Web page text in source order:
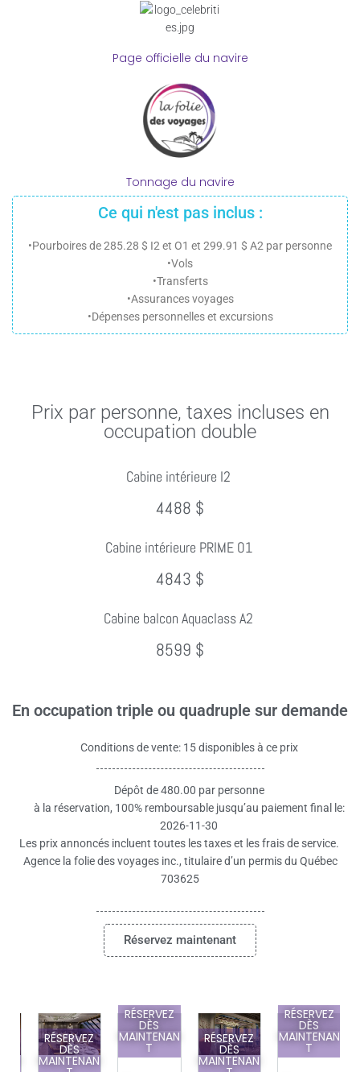
Page officielle du navire
Tonnage du navire
Ce qui n'est pas inclus :
•Pourboires de 285.28 $ I2 et O1 et 299.91 $ A2 par personne
•Vols
•Transferts
•Assurances voyages
•Dépenses personnelles et excursions
Prix par personne, taxes incluses en
occupation double
Cabine intérieure I2
4488 $
Cabine intérieure PRIME O1
4843 $
Cabine balcon Aquaclass A2
8599 $
En occupation triple ou quadruple sur demande
Conditions de vente: 15 disponibles à ce prix
Dépôt de 480.00 par personne
à la réservation, 100% remboursable jusqu’au paiement final le:
2026-11-30
Les prix annoncés incluent toutes les taxes et les frais de service.
Agence la folie des voyages inc., titulaire d’un permis du Québec
703625
Réservez maintenant
RÉSERVEZ
DÈS
MAINTENAN
RÉSERVEZ
DÈS
MAINTENAN RÉSERVEZ
DÈS
MAINTENAN
RÉSERVEZ
DÈS
MAINTENAN